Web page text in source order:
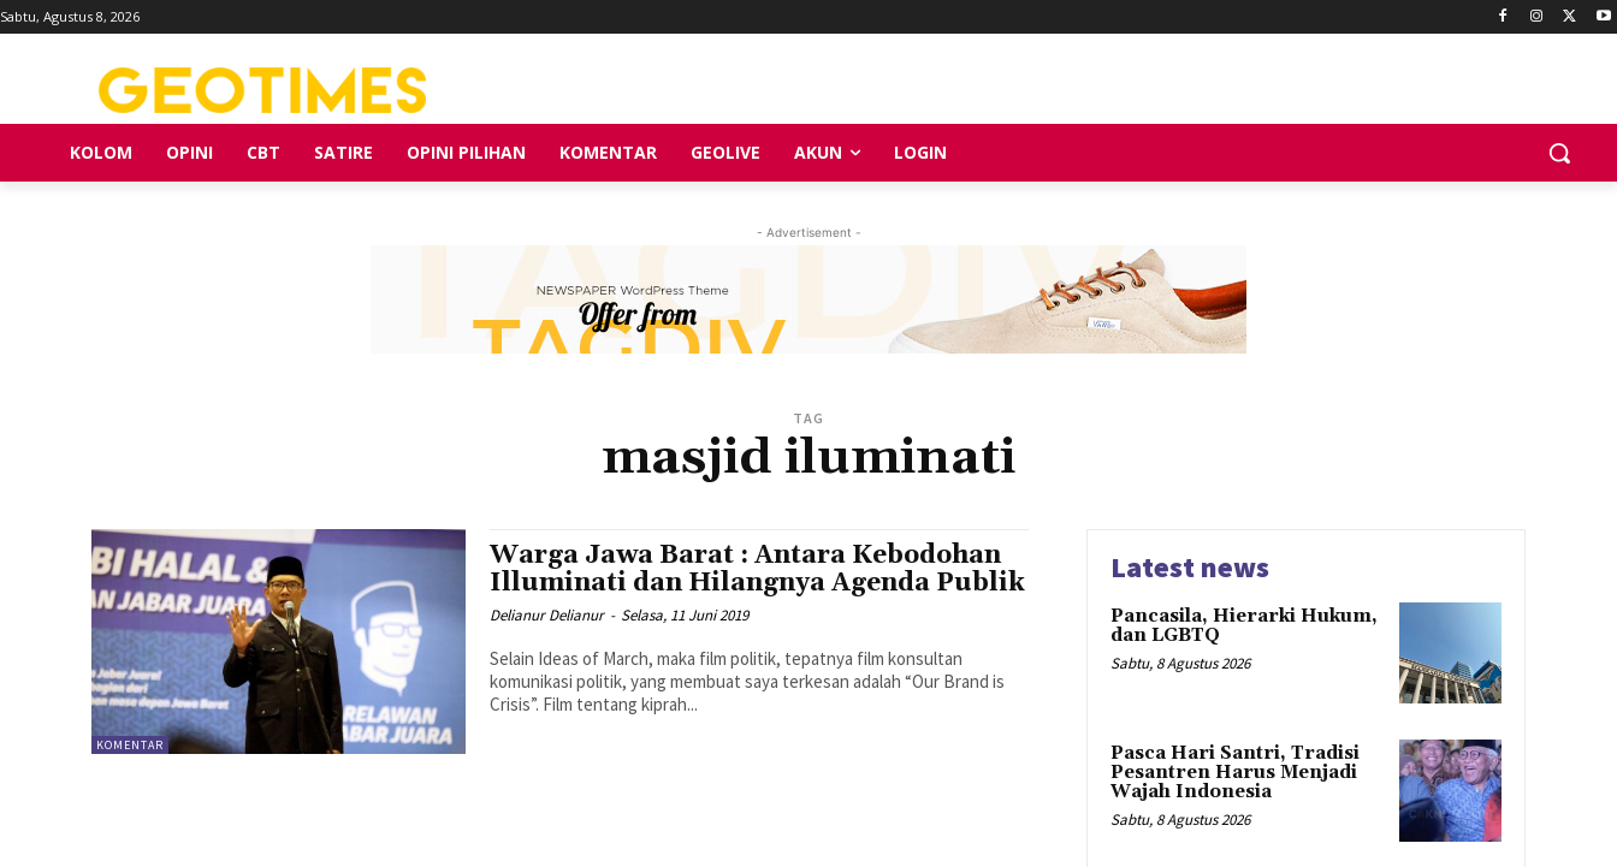
Sabtu, Agustus 8, 2026
KOLOM OPINI CBT SATIRE OPINI PILIHAN KOMENTAR GEOLIVE AKUN LOGIN
- Advertisement -
TAG
masjid iluminati
KOMENTAR
Warga Jawa Barat : Antara Kebodohan
Illuminati dan Hilangnya Agenda Publik
Delianur Delianur - Selasa, 11 Juni 2019
Selain Ideas of March, maka film politik, tepatnya film konsultan
komunikasi politik, yang membuat saya terkesan adalah “Our Brand is
Crisis”. Film tentang kiprah...
Latest news
Pancasila, Hierarki Hukum,
dan LGBTQ
Sabtu, 8 Agustus 2026
Pasca Hari Santri, Tradisi
Pesantren Harus Menjadi
Wajah Indonesia
Sabtu, 8 Agustus 2026